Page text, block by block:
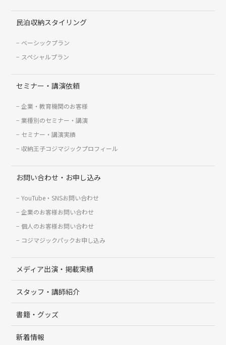
民泊収納スタイリング
ベーシックプラン
スペシャルプラン
セミナー・講演依頼
企業・教育機関のお客様
業種別のセミナー・講演
セミナー・講演実績
収納王子コジマジックプロフィール
お問い合わせ・お申し込み
YouTube・SNSお問い合わせ
企業のお客様お問い合わせ
個人のお客様お問い合わせ
コジマジックパックお申し込み
メディア出演・掲載実績
スタッフ・講師紹介
書籍・グッズ
新着情報